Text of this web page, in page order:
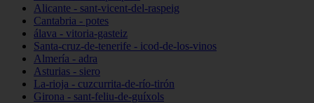
Alicante - sant-vicent-del-raspeig
Cantabria - potes
álava - vitoria-gasteiz
Santa-cruz-de-tenerife - icod-de-los-vinos
Almería - adra
Asturias - siero
La-rioja - cuzcurrita-de-río-tirón
Girona - sant-feliu-de-guíxols